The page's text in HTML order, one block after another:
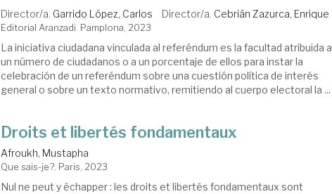
Director/a. Garrido López, Carlos Director/a. Cebrián Zazurca, Enrique
Editorial Aranzadi. Pamplona, 2023
La iniciativa ciudadana vinculada al referéndum es la facultad atribuida a
un número de ciudadanos o a un porcentaje de ellos para instar la
celebración de un referéndum sobre una cuestión política de interés
general o sobre un texto normativo, remitiendo al cuerpo electoral la ...
Droits et libertés fondamentaux
Afroukh, Mustapha
Que sais-je?. Paris, 2023
Nul ne peut y échapper : les droits et libertés fondamentaux sont